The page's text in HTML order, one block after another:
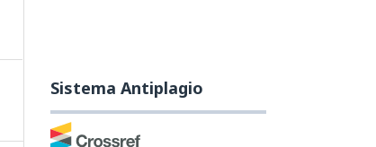
Sistema Antiplagio